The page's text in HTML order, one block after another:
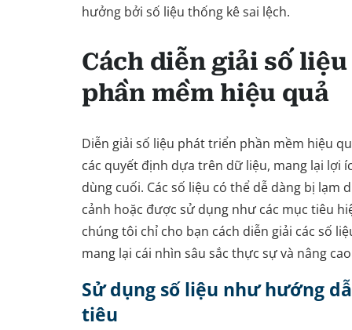
hưởng bởi số liệu thống kê sai lệch.
Cách diễn giải số
phần mềm hiệu quả
Diễn giải số liệu phát triển phần mềm hiệu
các quyết định dựa trên dữ liệu, mang lại lợi
dùng cuối. Các số liệu có thể dễ dàng bị lạm
cảnh hoặc được sử dụng như các mục tiêu
chúng tôi chỉ cho bạn cách diễn giải các số
mang lại cái nhìn sâu sắc thực sự và nâng
Sử dụng số liệu như hướng
tiêu